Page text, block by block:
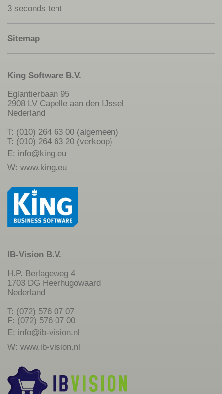
3 seconds tent
Sitemap
King Software B.V.
Eglantierbaan 95
2908 LV Capelle aan den IJssel
Nederland
T: (010) 264 63 00 (algemeen)
T: (010) 264 63 20 (verkoop)
E: info@king.eu
W: www.king.eu
IB-Vision B.V.
H.P. Berlageweg 4
1703 DG Heerhugowaard
Nederland
T: (072) 576 07 07
F: (072) 576 07 00
E: info@ib-vision.nl
W: www.ib-vision.nl